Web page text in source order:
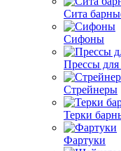
Сита
Сифоны
Прессы
Стрейнеры
Терки
Фартуки